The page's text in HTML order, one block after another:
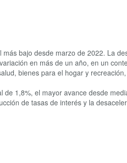
bajo desde marzo de 2022. La
en más de un año, en un
bienes para el hogar y
1,8%, el mayor avance desde
de tasas de interés y la